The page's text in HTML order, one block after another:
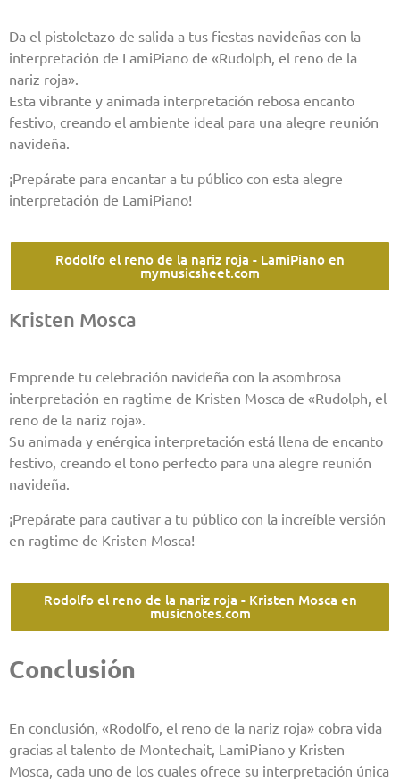
Da el pistoletazo de salida a tus fiestas navideñas con la
interpretación de LamiPiano de «Rudolph, el reno de la
nariz roja».
Esta vibrante y animada interpretación rebosa encanto
festivo, creando el ambiente ideal para una alegre reunión
navideña.
¡Prepárate para encantar a tu público con esta alegre
interpretación de LamiPiano!
Rodolfo el reno de la nariz roja - LamiPiano en
mymusicsheet.com
Kristen Mosca
Emprende tu celebración navideña con la asombrosa
interpretación en ragtime de Kristen Mosca de «Rudolph, el
reno de la nariz roja».
Su animada y enérgica interpretación está llena de encanto
festivo, creando el tono perfecto para una alegre reunión
navideña.
¡Prepárate para cautivar a tu público con la increíble versión
en ragtime de Kristen Mosca!
Rodolfo el reno de la nariz roja - Kristen Mosca en
musicnotes.com
Conclusión
En conclusión, «Rodolfo, el reno de la nariz roja» cobra vida
gracias al talento de Montechait, LamiPiano y Kristen
Mosca, cada uno de los cuales ofrece su interpretación única